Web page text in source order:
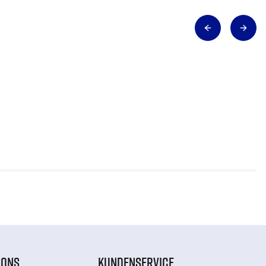
KUNDENSERVICE